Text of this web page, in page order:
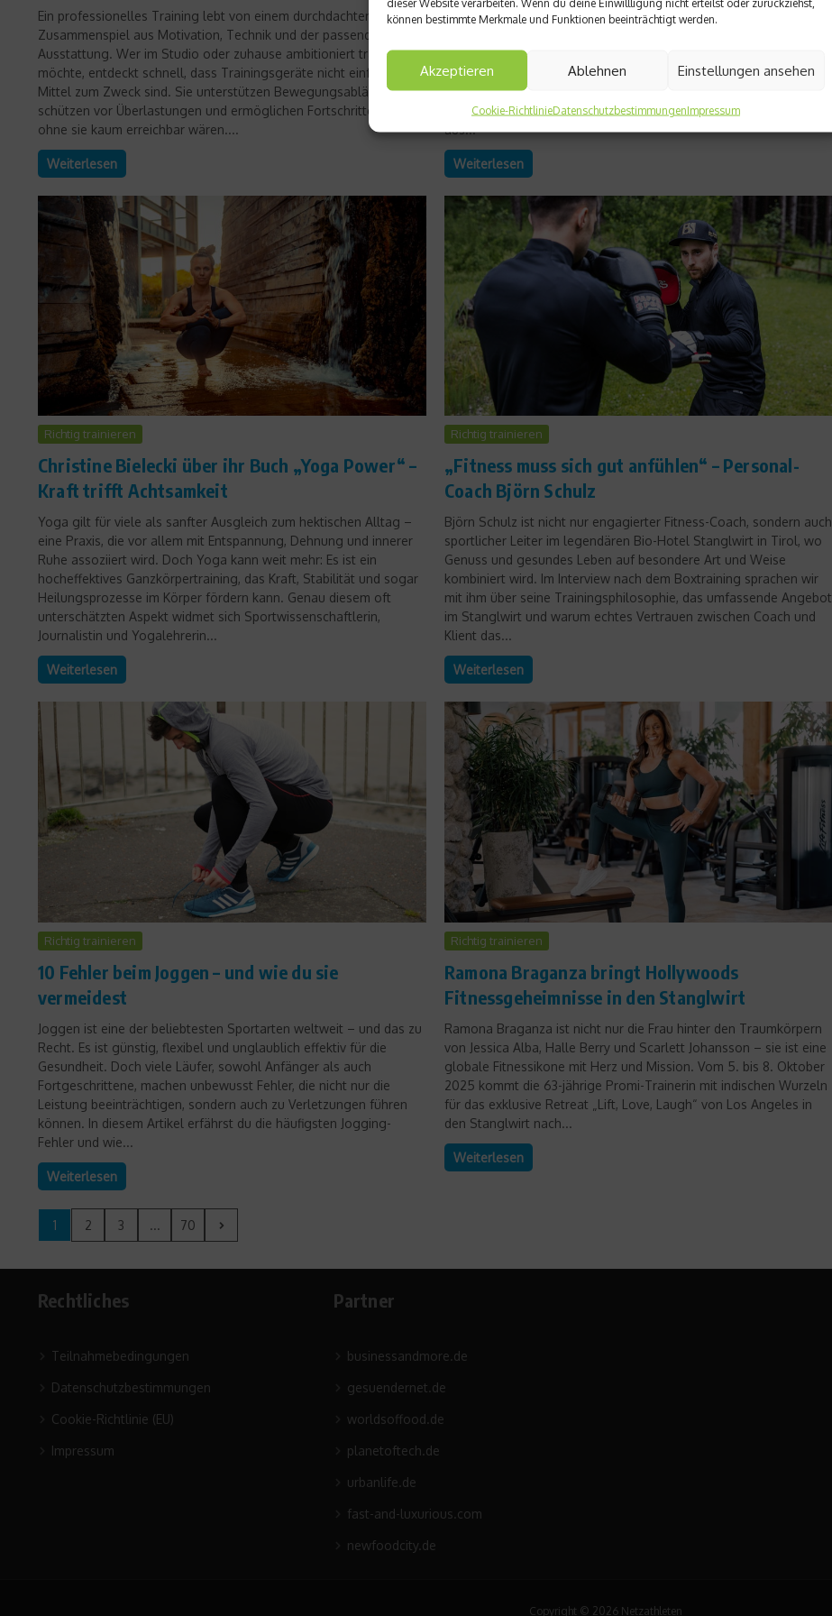
dieser Website verarbeiten. Wenn du deine Einwillligung nicht erteilst oder zurückziehst,
können bestimmte Merkmale und Funktionen beeinträchtigt werden.
Akzeptieren Ablehnen Einstellungen ansehen
Cookie-RichtlinieDatenschutzbestimmungenImpressum
Ein professionelles Training lebt von einem durchdachten
Zusammenspiel aus Motivation, Technik und der passenden
Ausstattung. Wer im Studio oder zuhause ambitioniert trainieren
möchte, entdeckt schnell, dass Trainingsgeräte nicht einfach nur
Mittel zum Zweck sind. Sie unterstützen Bewegungsabläufe,
schützen vor Überlastungen und ermöglichen Fortschritte, die
ohne sie kaum erreichbar wären....
Weiterlesen
Ein schneller Pass, ein präziser Schlag, ein geübter Blick – viele
Auge. Visuelle Leistungsfähigkeit ist ein oft unterschätzter Teil
des Trainings, obwohl sie entscheidend darüber bestimmt, wie
schnell Reize erkannt und Bewegungen umgesetzt werden. Ob im
Teamsport, beim Schießen oder im Alltag – das Zusammenspiel
aus...
Weiterlesen
Richtig trainieren
Christine Bielecki über ihr Buch „Yoga Power“ –
Kraft trifft Achtsamkeit
Yoga gilt für viele als sanfter Ausgleich zum hektischen Alltag –
eine Praxis, die vor allem mit Entspannung, Dehnung und innerer
Ruhe assoziiert wird. Doch Yoga kann weit mehr: Es ist ein
hocheffektives Ganzkörpertraining, das Kraft, Stabilität und sogar
Heilungsprozesse im Körper fördern kann. Genau diesem oft
unterschätzten Aspekt widmet sich Sportwissenschaftlerin,
Journalistin und Yogalehrerin...
Weiterlesen
Richtig trainieren
„Fitness muss sich gut anfühlen“ – Personal-
Coach Björn Schulz
Björn Schulz ist nicht nur engagierter Fitness-Coach, sondern auch
sportlicher Leiter im legendären Bio-Hotel Stanglwirt in Tirol, wo
Genuss und gesundes Leben auf besondere Art und Weise
kombiniert wird. Im Interview nach dem Boxtraining sprachen wir
mit ihm über seine Trainingsphilosophie, das umfassende Angebot
im Stanglwirt und warum echtes Vertrauen zwischen Coach und
Klient das...
Weiterlesen
Richtig trainieren
10 Fehler beim Joggen – und wie du sie
vermeidest
Joggen ist eine der beliebtesten Sportarten weltweit – und das zu
Recht. Es ist günstig, flexibel und unglaublich effektiv für die
Gesundheit. Doch viele Läufer, sowohl Anfänger als auch
Fortgeschrittene, machen unbewusst Fehler, die nicht nur die
Leistung beeinträchtigen, sondern auch zu Verletzungen führen
können. In diesem Artikel erfährst du die häufigsten Jogging-
Fehler und wie...
Weiterlesen
Richtig trainieren
Ramona Braganza bringt Hollywoods
Fitnessgeheimnisse in den Stanglwirt
Ramona Braganza ist nicht nur die Frau hinter den Traumkörpern
von Jessica Alba, Halle Berry und Scarlett Johansson – sie ist eine
globale Fitnessikone mit Herz und Mission. Vom 5. bis 8. Oktober
2025 kommt die 63-jährige Promi-Trainerin mit indischen Wurzeln
für das exklusive Retreat „Lift, Love, Laugh“ von Los Angeles in
den Stanglwirt nach...
Weiterlesen
1 2 3 ... 70
Rechtliches
Teilnahmebedingungen
Datenschutzbestimmungen
Cookie-Richtlinie (EU)
Impressum
Partner
businessandmore.de
gesuendernet.de
worldsoffood.de
planetoftech.de
urbanlife.de
fast-and-luxurious.com
newfoodcity.de
Copyright © 2026 Netzathleten